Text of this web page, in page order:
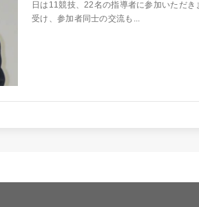
日は11競技、22名の指導者に参加いただ
受け、参加者同士の交流も...